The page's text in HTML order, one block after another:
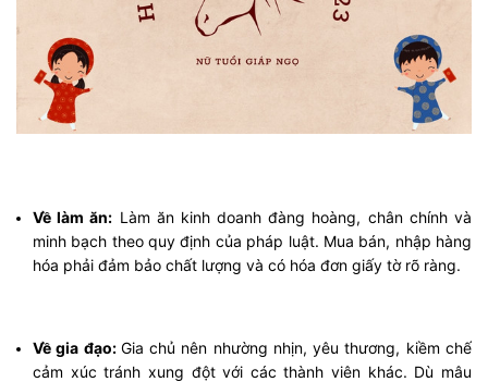
Về làm ăn: Làm ăn kinh doanh đàng hoàng, chân chính và
minh bạch theo quy định của pháp luật. Mua bán, nhập hàng
hóa phải đảm bảo chất lượng và có hóa đơn giấy tờ rõ ràng.
Về gia đạo: Gia chủ nên nhường nhịn, yêu thương, kiềm chế
cảm xúc tránh xung đột với các thành viên khác. Dù mâu